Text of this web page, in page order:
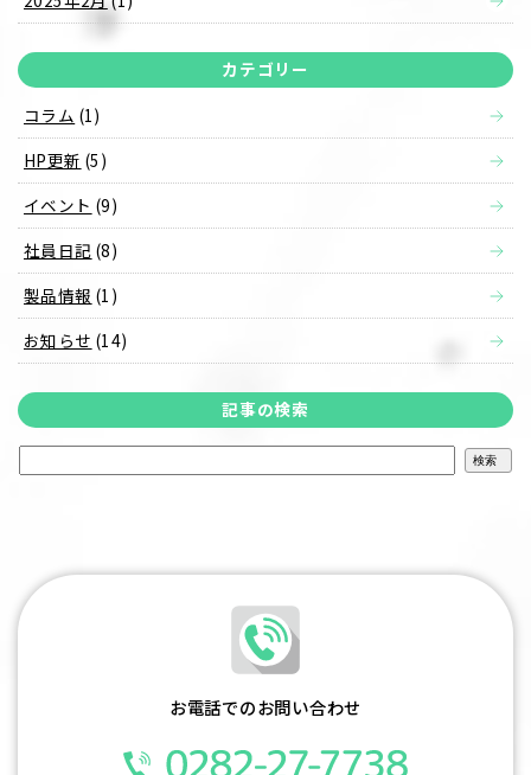
カテゴリー
コラム (1)
HP更新 (5)
イベント (9)
社員日記 (8)
製品情報 (1)
お知らせ (14)
記事の検索
検
お電話でのお問い合わせ